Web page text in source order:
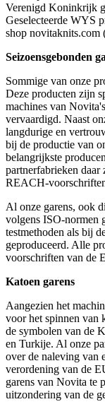
Verenigd Koninkrijk
Geselecteerde WYS
shop novitaknits.com
Seizoensgebonden
Sommige van onze
Deze producten zijn
machines van
vervaardigd. Naast
langdurige en
bij de productie van
belangrijkste
partnerfabrieken
REACH-
Al onze garens, ook
volgens ISO-normen
testmethoden als bij
geproduceerd. Alle
voorschriften van de
Katoen garens
Aangezien het
voor het spinnen van
de symbolen van de
en Turkije. Al onze
over de naleving van
verordening van de
garens van Novita te
uitzondering van de